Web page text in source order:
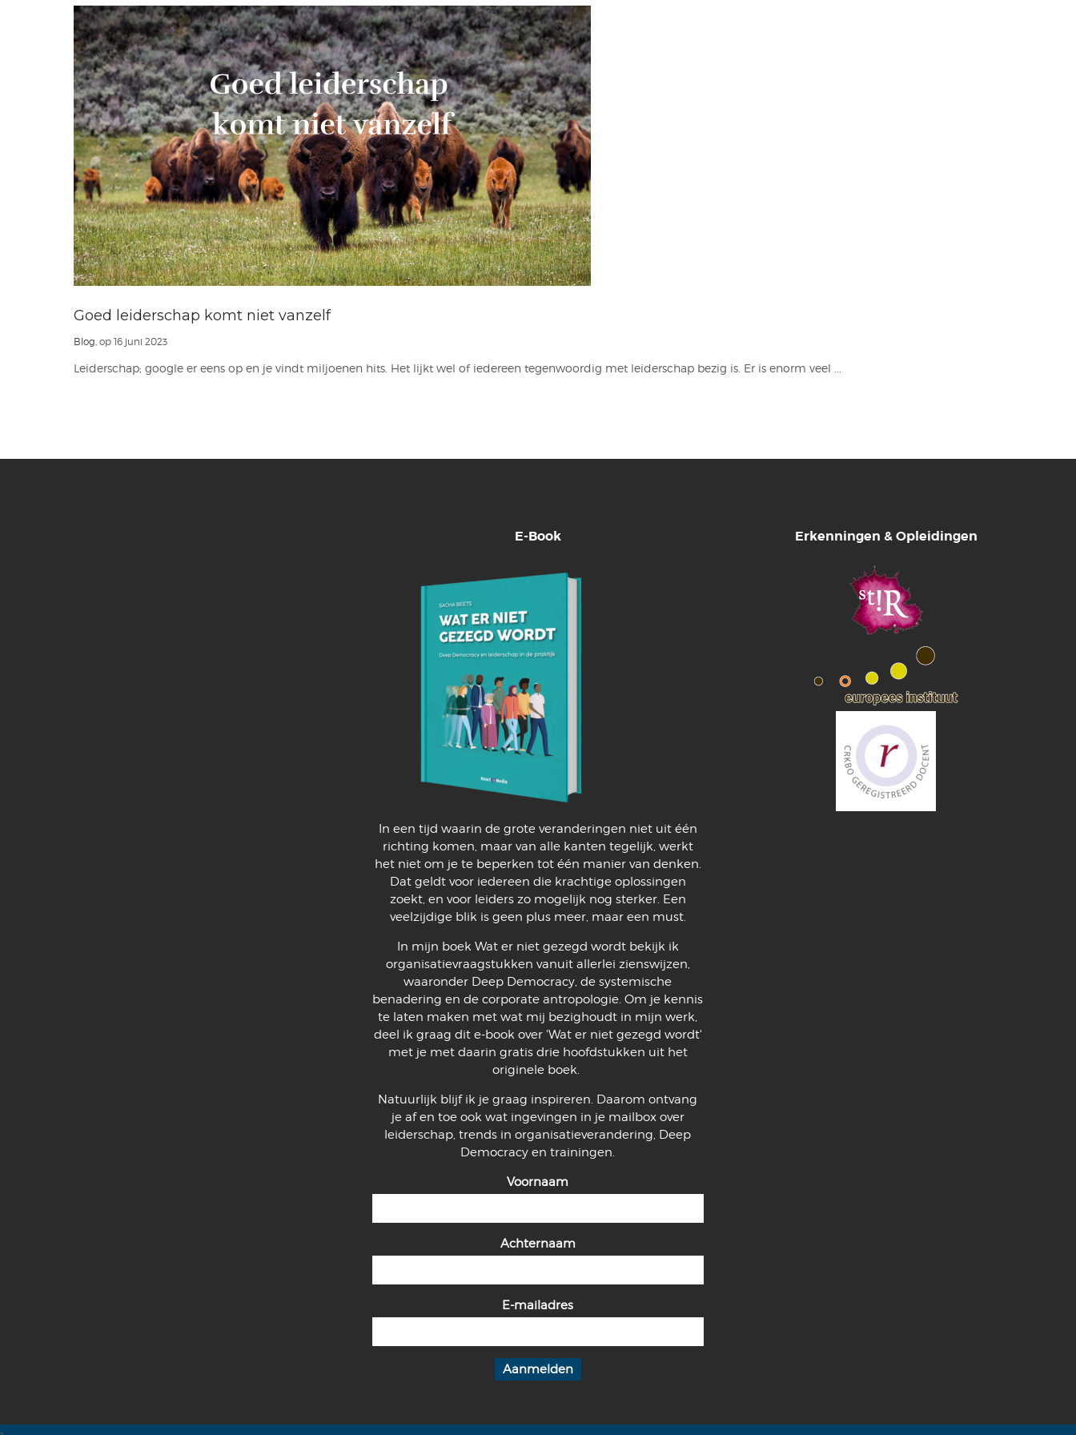
Goed leiderschap komt niet vanzelf
Blog , op 16 juni 2023
Leiderschap; google er eens op en je vindt miljoenen hits. Het lijkt wel of iedereen tegenwoordig met leiderschap bezig is. Er is enorm veel ...
E-Book
In een tijd waarin de grote veranderingen niet uit één
richting komen, maar van alle kanten tegelijk, werkt
het niet om je te beperken tot één manier van denken.
Dat geldt voor iedereen die krachtige oplossingen
zoekt, en voor leiders zo mogelijk nog sterker. Een
veelzijdige blik is geen plus meer, maar een must.
In mijn boek Wat er niet gezegd wordt bekijk ik
organisatievraagstukken vanuit allerlei zienswijzen,
waaronder Deep Democracy, de systemische
benadering en de corporate antropologie. Om je kennis
te laten maken met wat mij bezighoudt in mijn werk,
deel ik graag dit e-book over 'Wat er niet gezegd wordt'
met je met daarin gratis drie hoofdstukken uit het
originele boek.
Natuurlijk blijf ik je graag inspireren. Daarom ontvang
je af en toe ook wat ingevingen in je mailbox over
leiderschap, trends in organisatieverandering, Deep
Democracy en trainingen.
Voornaam
Achternaam
E-mailadres
Erkenningen & Opleidingen